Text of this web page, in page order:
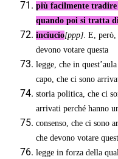
più facilmente
quando poi si tratta
inciucio[ppp]. E, però,
devono votare questa
legge, che in
capo, che ci sono
storia politica, che ci
arrivati perché hanno
consenso, che ci sono
che devono votare
legge in forza della